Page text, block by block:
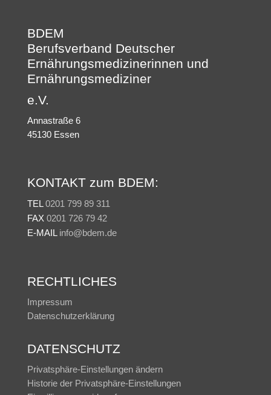
BDEM
Berufsverband Deutscher
Ernährungsmedizinerinnen und
Ernährungsmediziner
e.V.
Annastraße 6
45130 Essen
KONTAKT zum BDEM:
TEL 0201 799 89 311
FAX 0201 726 79 42
E-MAIL info@bdem.de
RECHTLICHES
Impressum
Datenschutzerklärung
DATENSCHUTZ
Privatsphäre-Einstellungen ändern
Historie der Privatsphäre-Einstellungen